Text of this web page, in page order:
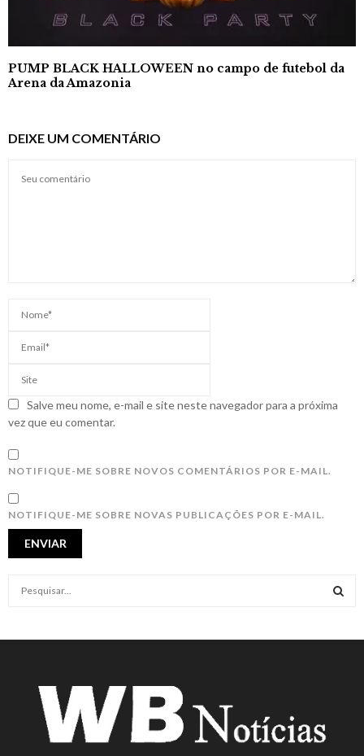
PUMP BLACK HALLOWEEN no campo de futebol da
Arena da Amazonia
DEIXE UM COMENTÁRIO
Salve meu nome, e-mail e site neste navegador para a próxima
vez que eu comentar.
NOTIFIQUE-ME SOBRE NOVOS COMENTÁRIOS POR E-MAIL.
NOTIFIQUE-ME SOBRE NOVAS PUBLICAÇÕES POR E-MAIL.